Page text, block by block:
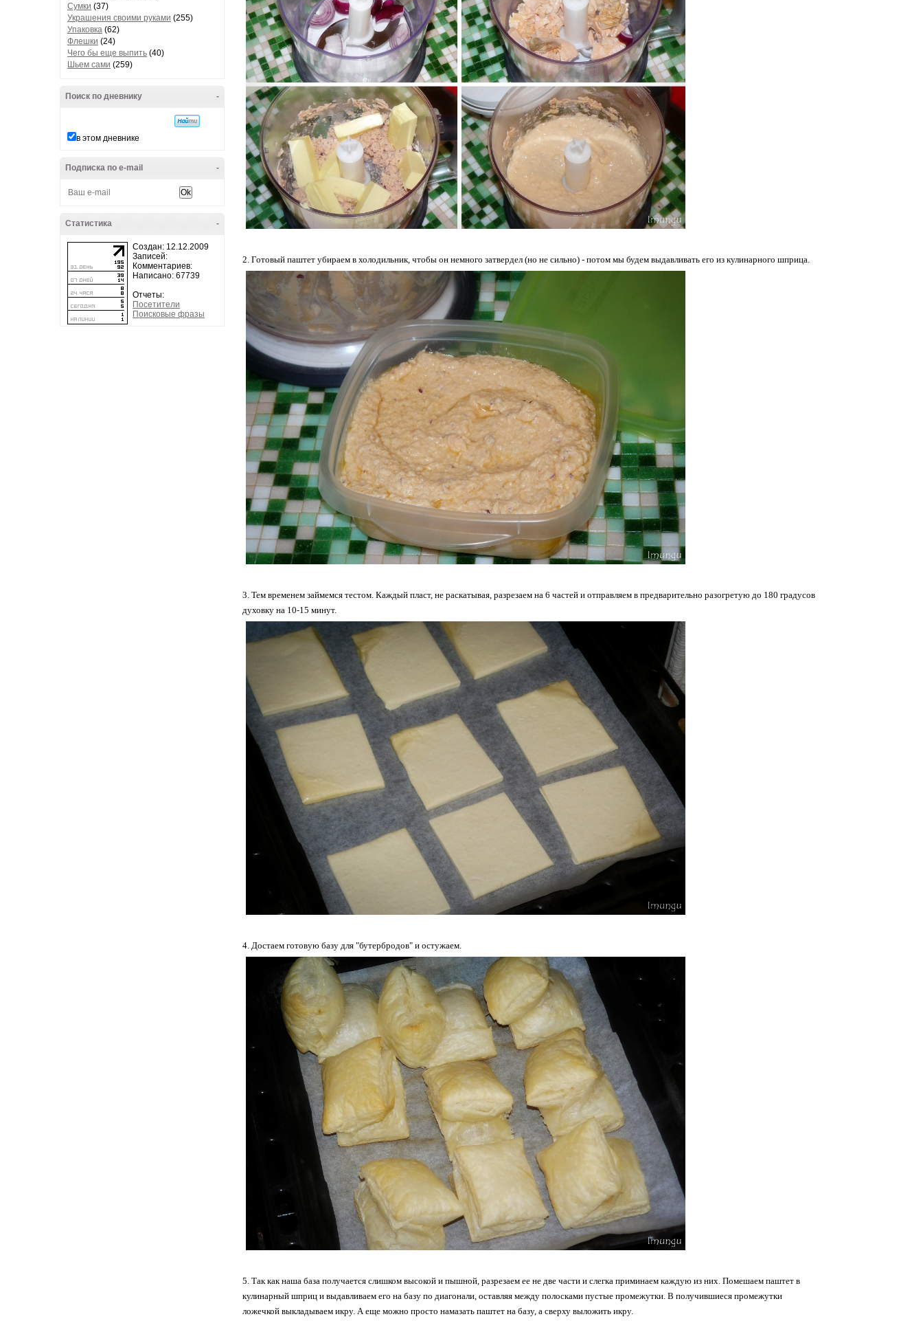
Сумки (37)
Украшения своими руками (255)
Упаковка (62)
Флешки (24)
Чего бы еще выпить (40)
Шьем сами (259)
-
Поиск по дневнику
в этом дневнике
-
Подписка по e-mail
-
Статистика
Создан: 12.12.2009
Записей:
Комментариев:
Написано: 67739
Отчеты:
Посетители
Поисковые фразы
2. Готовый паштет убираем в холодильник, чтобы он немного затвердел (но не сильно) - потом мы будем выдавливать его из кулинарного шприца.
3. Тем временем займемся тестом. Каждый пласт, не раскатывая, разрезаем на 6 частей и отправляем в предварительно разогретую до 180 градусов
духовку на 10-15 минут.
4. Достаем готовую базу для "бутербродов" и остужаем.
5. Так как наша база получается слишком высокой и пышной, разрезаем ее не две части и слегка приминаем каждую из них. Помешаем паштет в
кулинарный шприц и выдавливаем его на базу по диагонали, оставляя между полосками пустые промежутки. В получившиеся промежутки
ложечкой выкладываем икру. А еще можно просто намазать паштет на базу, а сверху выложить икру.